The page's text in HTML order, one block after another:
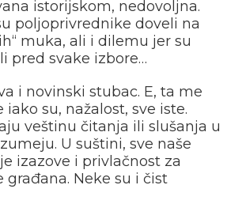
istorijskom, nedovoljna.
poljoprivrednike doveli na
muka, ali i dilemu jer su
pred svake izbore…
i novinski stubac. E, ta me
su, nažalost, sve iste.
veštinu čitanja ili slušanja u
U suštini, sve naše
izazove i privlačnost za
Neke su i čist